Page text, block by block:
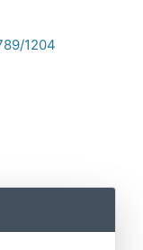
1204